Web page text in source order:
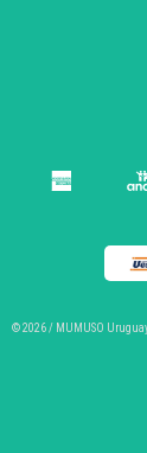
© 2026 / MUMUSO